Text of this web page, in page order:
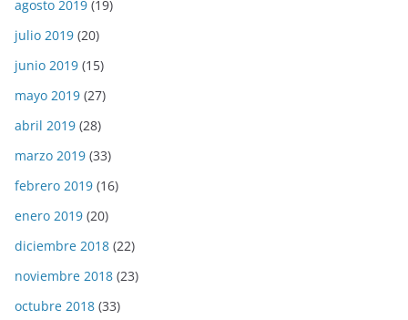
agosto 2019 (19)
julio 2019 (20)
junio 2019 (15)
mayo 2019 (27)
abril 2019 (28)
marzo 2019 (33)
febrero 2019 (16)
enero 2019 (20)
diciembre 2018 (22)
noviembre 2018 (23)
octubre 2018 (33)